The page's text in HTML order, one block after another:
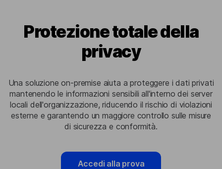
Protezione totale della
privacy
Una soluzione on-premise aiuta a proteggere i dati privati
​​mantenendo le informazioni sensibili all'interno dei server
locali dell'organizzazione, riducendo il rischio di violazioni
esterne e garantendo un maggiore controllo sulle misure
di sicurezza e conformità.
Accedi alla prova